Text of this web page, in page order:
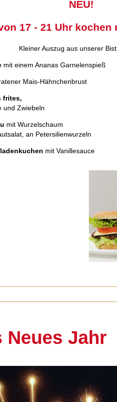
NEU!
17 - 21 Uhr kochen
Kleiner Auszug aus unserer
mit einem Ananas
Mais-
frites,
und Zwiebeln
mit
an Petersilienwurzeln
mit
Neues Jahr